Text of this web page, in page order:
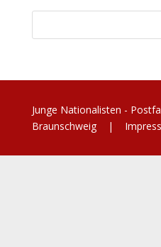
Junge Nationalisten -
Braunschweig |